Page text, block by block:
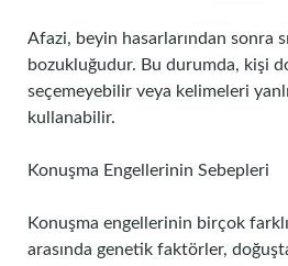
Afazi, beyin hasarlarından sonra
bozukluğudur. Bu durumda, kişi
seçemeyebilir veya kelimeleri
kullanabilir.
Konuşma Engellerinin Sebepleri
Konuşma engellerinin birçok
arasında genetik faktörler,